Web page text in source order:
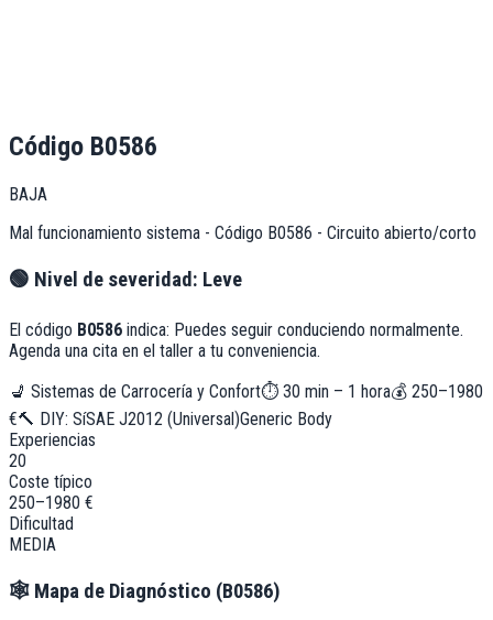
Código B0586
BAJA
Mal funcionamiento sistema - Código B0586 - Circuito abierto/corto
🟢 Nivel de severidad: Leve
El código B0586 indica: Puedes seguir conduciendo normalmente.
Agenda una cita en el taller a tu conveniencia.
💺 Sistemas de Carrocería y Confort⏱ 30 min – 1 hora💰 250–1980
€🔨 DIY: SíSAE J2012 (Universal)Generic Body
Experiencias
20
Coste típico
250–1980 €
Dificultad
MEDIA
🕸️ Mapa de Diagnóstico (B0586)